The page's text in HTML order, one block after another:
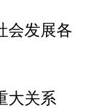
会发展各
大关系